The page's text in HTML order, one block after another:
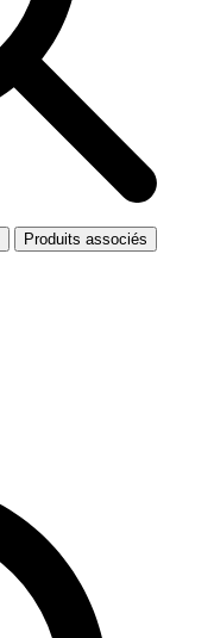
Produits associés